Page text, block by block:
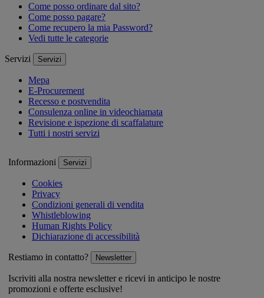
Come posso ordinare dal sito?
Come posso pagare?
Come recupero la mia Password?
Vedi tutte le categorie
Servizi Servizi
Mepa
E-Procurement
Recesso e postvendita
Consulenza online in videochiamata
Revisione e ispezione di scaffalature
Tutti i nostri servizi
Informazioni Servizi
Cookies
Privacy
Condizioni generali di vendita
Whistleblowing
Human Rights Policy
Dichiarazione di accessibilità
Restiamo in contatto? Newsletter
Iscriviti alla nostra newsletter e ricevi in anticipo le nostre
promozioni e offerte esclusive!